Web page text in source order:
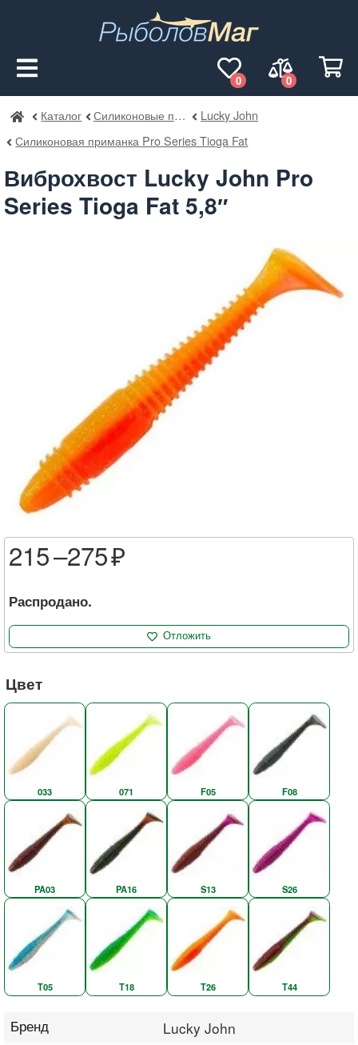
0
0
РыболовМаг
Каталог Силиконовые приманки
Lucky John
Силиконовая приманка Pro Series Tioga Fat
Виброхвост Lucky John Pro
Series Tioga Fat 5,8″
Цвет
033 071 F05 F08
PA03 PA16 S13 S26
T05 T18 T26 T44
Бренд
Lucky John
215 –275
Распродано.
Отложить